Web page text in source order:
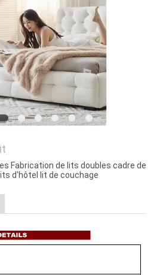
Fabrication de lits doubles cadre de
d'hôtel lit de couchage